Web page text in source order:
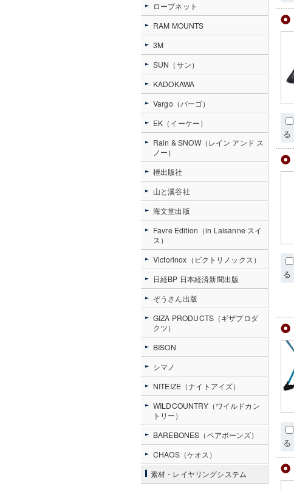
る
る
る
ロープネット
RAM MOUNTS
3M
SUN（サン）
KADOKAWA
Vargo（バーゴ）
EK（イーケー）
Rain & SNOW（レイン アンド ス
ノー）
枻出版社
山と溪谷社
海文堂出版
Favre Edition（in Laisanne スイ
ス）
Victorinox（ビクトリノックス）
日経BP 日本経済新聞出版
ぞうさん出版
GIZA PRODUCTS（ギザプロダ
クツ）
BISON
シマノ
NITEIZE（ナイトアイズ）
WILDCOUNTRY（ワイルドカン
トリー）
BAREBONES（ベアボーンズ）
CHAOS（ケオス）
素材・レイヤリングシステム